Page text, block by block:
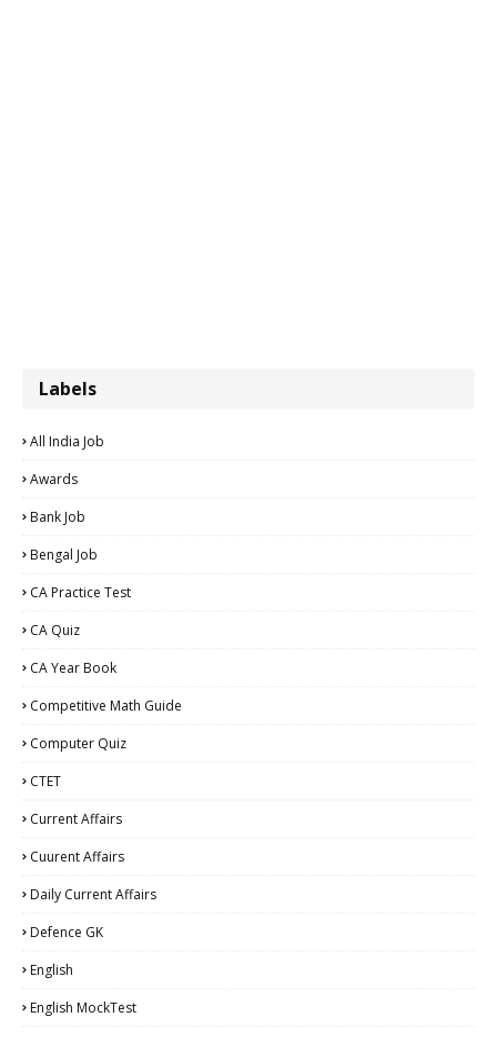
Labels
All India Job
Awards
Bank Job
Bengal Job
CA Practice Test
CA Quiz
CA Year Book
Competitive Math Guide
Computer Quiz
CTET
Current Affairs
Cuurent Affairs
Daily Current Affairs
Defence GK
English
English MockTest